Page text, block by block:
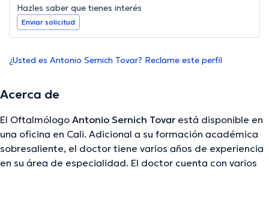
Hazles saber que tienes interés
Enviar solicitud
¿Usted es Antonio Sernich Tovar? Reclame este perfil
Acerca de
El Oftalmólogo Antonio Sernich Tovar está disponible en
una oficina en Cali. Adicional a su formación académica
sobresaliente, el doctor tiene varios años de experiencia
en su área de especialidad. El doctor cuenta con varios